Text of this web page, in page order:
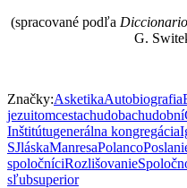
(spracované podľa
G.
Značky:AsketikaAutobiografia
jezuitomcestachudobachudobní
Inštitútugenerálna kongregácia
SJláskaManresaPolanco
spoločníciRozlišovanie
sľubsuperior